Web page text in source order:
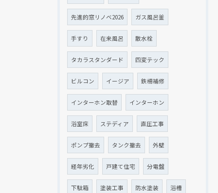
先進的窓リノベ2026 ガス風呂釜
手すり 在来風呂 散水栓
タカラスタンダード 四変テック
ビルコン イージア 鉄柵補修
インターホン取替 インターホン
浴室床 ステディア 直圧工事
ポンプ撤去 タンク撤去 外壁
経年劣化 戸建て住宅 分電盤
下駄箱 塗装工事 防水塗装 浴槽